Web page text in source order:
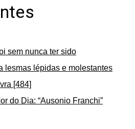
sem nunca ter sido
lesmas lépidas e molestantes
[484]
do Dia: “Ausonio Franchi”